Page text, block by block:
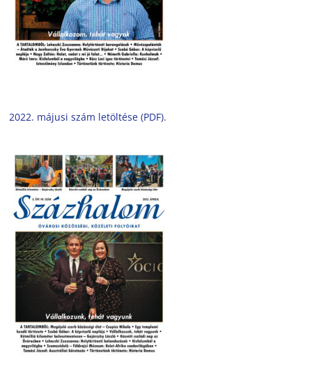
2022. májusi szám letöltése (PDF).